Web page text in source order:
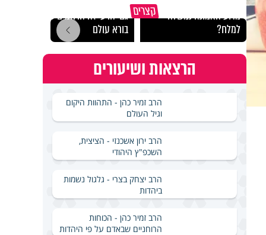
קצרים
מדוע האמונה נמשלה
למלח?
גם ׳הרע׳ זה הרחמים של
בורא עולם
הרצאות ושיעורים
הרב זמיר כהן - התהוות היקום
וגיל העולם
הרב ירון אשכנזי - הציצית,
השכפ"ץ היהודי
הרב יצחק בצרי - גלגול נשמות
ביהדות
הרב זמיר כהן - הכוחות
הרוחניים שבאדם על פי היהדות